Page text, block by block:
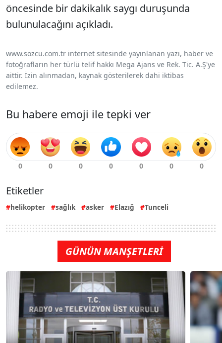
öncesinde bir dakikalık saygı duruşunda
bulunulacağını açıkladı.
www.sozcu.com.tr internet sitesinde yayınlanan yazı, haber ve
fotoğrafların her türlü telif hakkı Mega Ajans ve Rek. Tic. A.Ş'ye
aittir. İzin alınmadan, kaynak gösterilerek dahi iktibas
edilemez.
Bu habere emoji ile tepki ver
Etiketler
helikopter sağlık asker Elazığ Tunceli
GÜNÜN MANŞETLERİ